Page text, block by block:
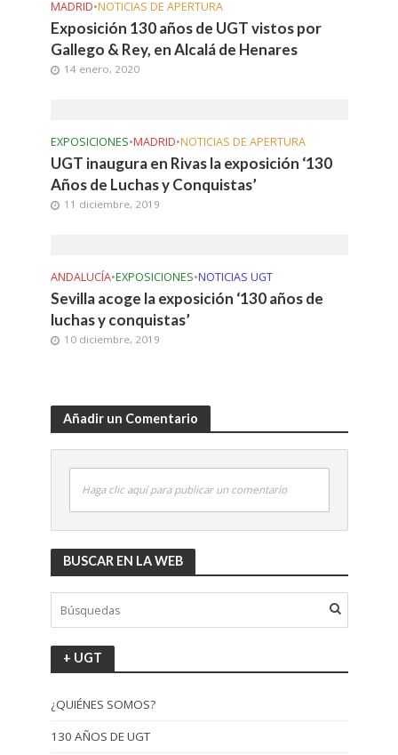
MADRID•NOTICIAS DE APERTURA
Exposición 130 años de UGT vistos por
Gallego & Rey, en Alcalá de Henares
14 enero, 2020
EXPOSICIONES•MADRID•NOTICIAS DE APERTURA
UGT inaugura en Rivas la exposición ‘130
Años de Luchas y Conquistas’
11 diciembre, 2019
ANDALUCÍA•EXPOSICIONES•NOTICIAS UGT
Sevilla acoge la exposición ‘130 años de
luchas y conquistas’
10 diciembre, 2019
Añadir un Comentario
Haga clic aquí para publicar un comentario
BUSCAR EN LA WEB
+ UGT
¿QUIÉNES SOMOS?
130 AÑOS DE UGT